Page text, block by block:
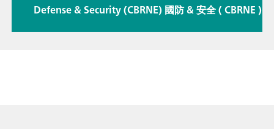
Defense & Security (CBRNE) 國防 & 安全 ( CBRNE )